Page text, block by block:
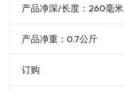
产品净深/长度：260毫米
产品净重：0.7公斤
订购